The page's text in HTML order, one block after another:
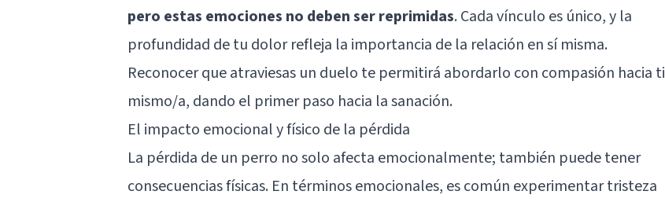
pero estas emociones no deben ser reprimidas. Cada vínculo es único, y la
profundidad de tu dolor refleja la importancia de la relación en sí misma.
Reconocer que atraviesas un duelo te permitirá abordarlo con compasión hacia ti
mismo/a, dando el primer paso hacia la sanación.
El impacto emocional y físico de la pérdida
La pérdida de un perro no solo afecta emocionalmente; también puede tener
consecuencias físicas. En términos emocionales, es común experimentar tristeza